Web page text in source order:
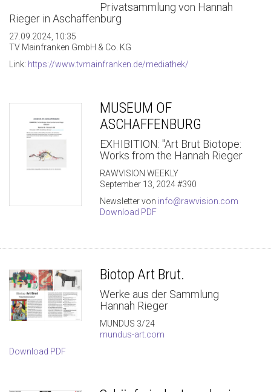
Privatsammlung von Hannah
Rieger in Aschaffenburg
27.09.2024, 10:35
TV Mainfranken GmbH & Co. KG
Link: https://www.tvmainfranken.de/mediathek/
MUSEUM OF
ASCHAFFENBURG
EXHIBITION: "Art Brut Biotope:
Works from the Hannah Rieger
RAWVISION WEEKLY
September 13, 2024 #390
Newsletter von info@rawvision.com
Download PDF
Biotop Art Brut.
Werke aus der Sammlung
Hannah Rieger
MUNDUS 3/24
mundus-art.com
Download PDF